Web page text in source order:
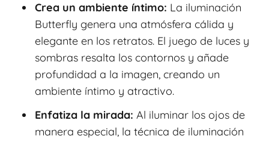
Crea un ambiente íntimo: La iluminación
Butterfly genera una atmósfera cálida y
elegante en los retratos. El juego de luces y
sombras resalta los contornos y añade
profundidad a la imagen, creando un
ambiente íntimo y atractivo.
Enfatiza la mirada: Al iluminar los ojos de
manera especial, la técnica de iluminación